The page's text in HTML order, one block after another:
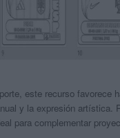
este recurso favorece
y la expresión artística.
para complementar